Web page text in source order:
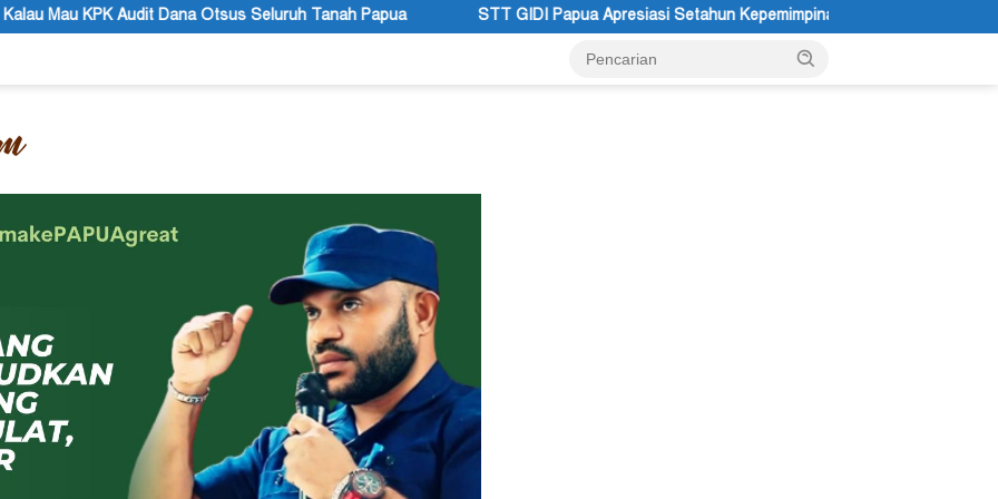
Seluruh Tanah Papua STT GIDI Papua Apresiasi Setahun Kepemimpinan Gubernur dan Wakil Gubernur Papua Pegunungan